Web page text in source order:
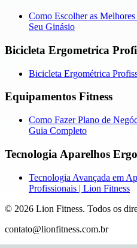
Como Escolher as
Seu Ginásio
Bicicleta Ergometrica
Bicicleta Ergométrica
Equipamentos Fitness
Como Fazer Plano de
Guia Completo
Tecnologia Aparelhos
Tecnologia Avançada em
Profissionais | Lion Fitness
© 2026 Lion Fitness. Todos os
contato@lionfitness.com.br